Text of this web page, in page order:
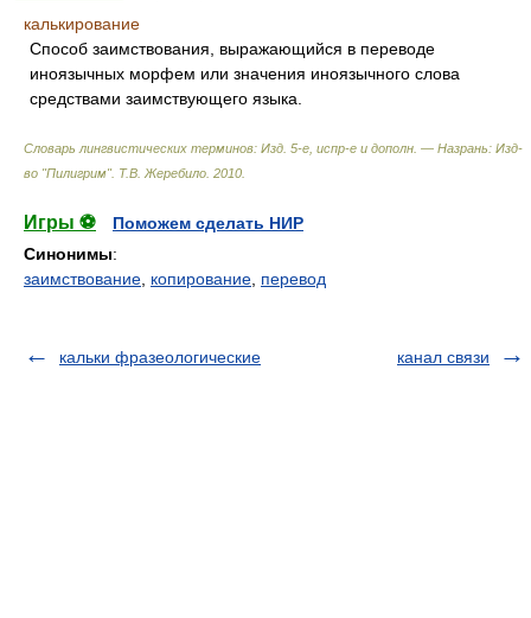
калькирование
Способ заимствования, выражающийся в переводе
иноязычных морфем или значения иноязычного слова
средствами заимствующего языка.
Словарь лингвистических терминов: Изд. 5-е, испр-е и дополн. — Назрань: Изд-
во "Пилигрим". Т.В. Жеребило 2010
Игры ⚽
Поможем сделать НИР
Синонимы:
заимствование копирование перевод
кальки фразеологические канал связи